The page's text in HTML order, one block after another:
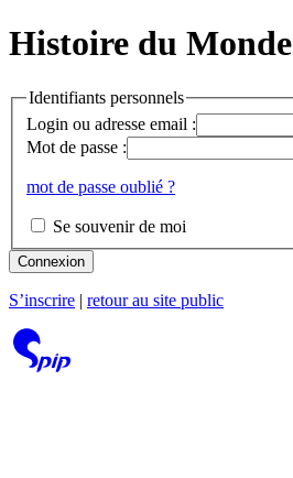
Histoire du Monde
Identifiants personnels
Login ou adresse email :
Mot de passe :
mot de passe oublié ?
Se souvenir de moi
Connexion
S’inscrire retour au site public